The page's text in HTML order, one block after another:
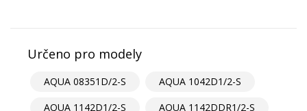
Určeno pro modely
AQUA 08351D/2-S
AQUA 1042D1/2-S
AQUA 1142D1/2-S
AQUA 1142DDR1/2-S